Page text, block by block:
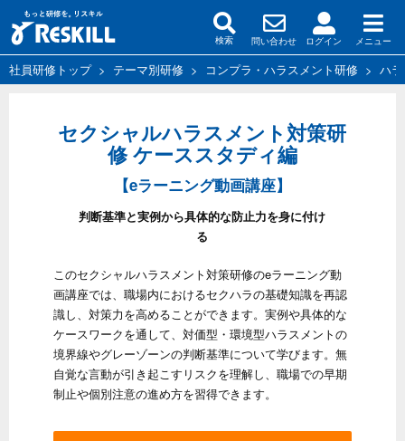
検索 問い合わせ ログイン メニュー
社員研修トップ> テーマ別研修 > コンプラ・ハラスメント研修 > ハ
セクシャルハラスメント対策研
修 ケーススタディ編
【eラーニング動画講座】
判断基準と実例から具体的な防止力を身に付け
る
このセクシャルハラスメント対策研修のeラーニング動
画講座では、職場内におけるセクハラの基礎知識を再認
識し、対策力を高めることができます。実例や具体的な
ケースワークを通して、対価型・環境型ハラスメントの
境界線やグレーゾーンの判断基準について学びます。無
自覚な言動が引き起こすリスクを理解し、職場での早期
制止や個別注意の進め方を習得できます。